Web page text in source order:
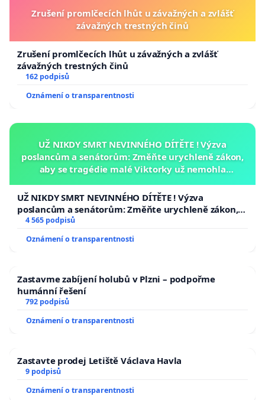
Zrušení promlčecích lhůt u závažných a zvlášť
závažných trestných činů
Zrušení promlčecích lhůt u závažných a zvlášť
závažných trestných činů
162 podpisů
Oznámení o transparentnosti
UŽ NIKDY SMRT NEVINNÉHO DÍTĚTE ! Výzva
poslancům a senátorům: Změňte urychleně zákon,
aby se tragédie malé Viktorky už nemohla
UŽ NIKDY SMRT NEVINNÉHO DÍTĚTE ! Výzva
poslancům a senátorům: Změňte urychleně zákon,
aby se tragédie malé Viktorky už nemohla opakovat!
4 565 podpisů
Oznámení o transparentnosti
Zastavme zabíjení holubů v Plzni – podpořme
humánní řešení
792 podpisů
Oznámení o transparentnosti
Zastavte prodej Letiště Václava Havla
9 podpisů
Oznámení o transparentnosti